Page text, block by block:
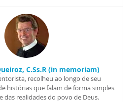
C.Ss.R (in memoriam)
recolheu ao longo de seu
histórias que falam de forma simples
das realidades do povo de Deus.